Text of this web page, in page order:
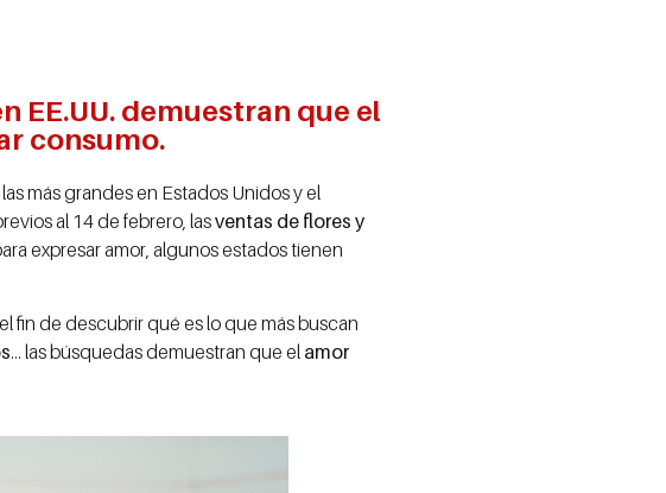
EE.UU. demuestran que el
consumo.
más grandes en Estados Unidos y el
al 14 de febrero, lasventas de flores y
expresar amor, algunos estados tienen
fin de descubrir qué es lo que más buscan
… las búsquedas demuestran que el amor